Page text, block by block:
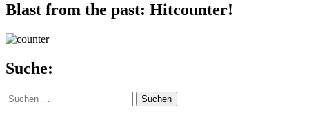
Blast from the past: Hitcounter!
Suche:
Suchen
nach: